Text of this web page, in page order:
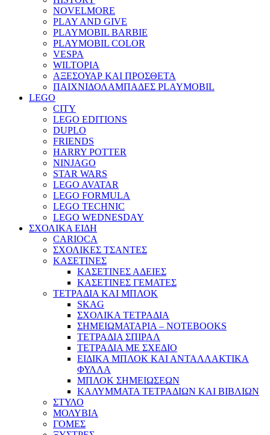
NOVELMORE
PLAY AND GIVE
PLAYMOBIL BARBIE
PLAYMOBIL COLOR
VESPA
WILTOPIA
ΑΞΕΣΟΥΑΡ ΚΑΙ ΠΡΟΣΘΕΤΑ
ΠΑΙΧΝΙΔΟΛΑΜΠΑΔΕΣ PLAYMOBIL
LEGO
CITY
LEGO EDITIONS
DUPLO
FRIENDS
HARRY POTTER
NINJAGO
STAR WARS
LEGO AVATAR
LEGO FORMULA
LEGO TECHNIC
LEGO WEDNESDAY
ΣΧΟΛΙΚΑ ΕΙΔΗ
CARIOCA
ΣΧΟΛΙΚΕΣ ΤΣΑΝΤΕΣ
ΚΑΣΕΤΙΝΕΣ
ΚΑΣΕΤΙΝΕΣ ΑΔΕΙΕΣ
ΚΑΣΕΤΙΝΕΣ ΓΕΜΑΤΕΣ
ΤΕΤΡΑΔΙΑ ΚΑΙ ΜΠΛΟΚ
SKAG
ΣΧΟΛΙΚΑ ΤΕΤΡΑΔΙΑ
ΣΗΜΕΙΩΜΑΤΑΡΙΑ – NOTEBOOKS
ΤΕΤΡΑΔΙΑ ΣΠΙΡΑΛ
ΤΕΤΡΑΔΙΑ ΜΕ ΣΧΕΔΙΟ
ΕΙΔΙΚΑ ΜΠΛΟΚ ΚΑΙ ΑΝΤΑΛΛΑΚΤΙΚΑ
ΦΥΛΛΑ
ΜΠΛΟΚ ΣΗΜΕΙΩΣΕΩΝ
ΚΑΛΥΜΜΑΤΑ ΤΕΤΡΑΔΙΩΝ ΚΑΙ ΒΙΒΛΙΩΝ
ΣΤΥΛΟ
ΜΟΛΥΒΙΑ
ΓΟΜΕΣ